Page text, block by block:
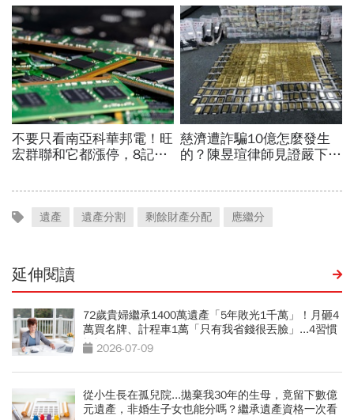
遺產 遺產分割 剩餘財產分配 應繼分
延伸閱讀
72歲貴婦繼承1400萬遺產「5年敗光1千萬」！月砸4
萬買名牌、計程車1萬「只有我省錢很丟臉」...4習慣
拖垮晚年
2026-07-09
從小生長在孤兒院...拋棄我30年的生母，竟留下數億
元遺產，非婚生子女也能分嗎？繼承遺產資格一次看